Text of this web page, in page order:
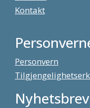
Kontakt
Personvern
Nyhetsbrev